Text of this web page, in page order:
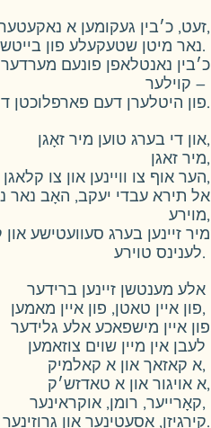
זעט, כ׳בין געקומען א נאקעטער א הוילער,
נאר מיטן שטעקעלע פון בייטש.
כ׳בין נאנטלאפן פונעם
קוילער –
פון היטלערן דעם פארפלוכטן דייטש.
און די בערג טוען מיר זאָגן,
מיר זאגן,
הער אוף צו וויינען און צו קלאגן,
אל תירא עבדי יעקב, האָב נאר
מוירע,
מיר זיינען בערג סעוועטישע און
לענינס טוירע.
פון איין טאטן, פון איין מאמען,
פון איין מישפאכע אלע גלידער
א קאזאך און א קאלמיק,
א אויגור און א טאדזש׳ק,
קאָרייער, רומן, אוקראינער,
קירגיזן, אסעטינער און גרוזינער.